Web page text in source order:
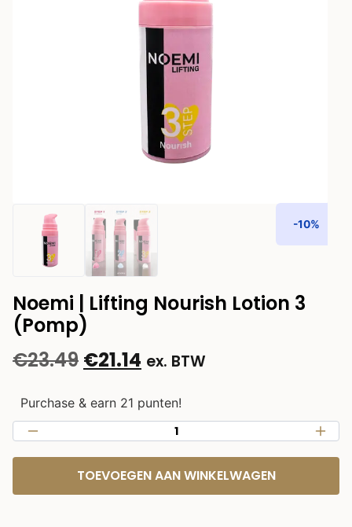
-10%
Noemi | Lifting Nourish Lotion 3
(Pomp)
€23.49 €21.14 ex. BTW
Purchase & earn 21 punten!
TOEVOEGEN AAN WINKELWAGEN